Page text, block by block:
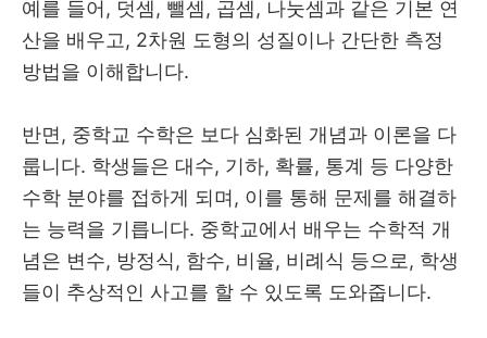
예를 들어, 덧셈, 뺄셈, 곱셈, 나눗셈과 같은 기본 연
산을 배우고, 2차원 도형의 성질이나 간단한 측정
방법을 이해합니다.
반면, 중학교 수학은 보다 심화된 개념과 이론을 다
룹니다. 학생들은 대수, 기하, 확률, 통계 등 다양한
수학 분야를 접하게 되며, 이를 통해 문제를 해결하
는 능력을 기릅니다. 중학교에서 배우는 수학적 개
념은 변수, 방정식, 함수, 비율, 비례식 등으로, 학생
들이 추상적인 사고를 할 수 있도록 도와줍니다.